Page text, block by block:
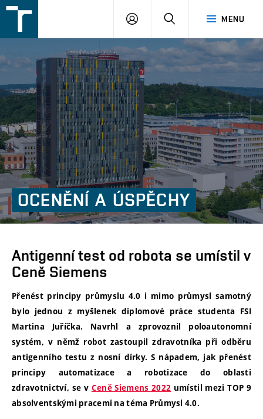
v
Brně
MENU
PŘIHLÁŠENÍ
OCENĚNÍ A ÚSPĚCHY
Antigenní test od robota se umístil v
Ceně Siemens
Přenést principy průmyslu 4.0 i mimo průmysl samotný
bylo jednou z myšlenek diplomové práce studenta FSI
Martina Juříčka. Navrhl a zprovoznil poloautonomní
systém, v němž robot zastoupil zdravotníka při odběru
antigenního testu z nosní dírky. S nápadem, jak přenést
principy automatizace a robotizace do oblasti
zdravotnictví, se v Ceně Siemens 2022 umístil mezi TOP 9
absolventskými pracemi na téma Průmysl 4.0.